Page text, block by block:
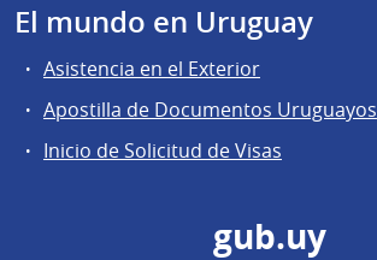
El mundo en Uruguay
Asistencia en el Exterior
Apostilla de Documentos Uruguayos
Inicio de Solicitud de Visas
gub.uy